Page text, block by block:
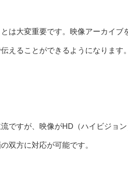
は大変重要です。映像アーカイ
えることができるようになりま
ですが、映像がHD（ハイビジョ
双方に対応が可能です。